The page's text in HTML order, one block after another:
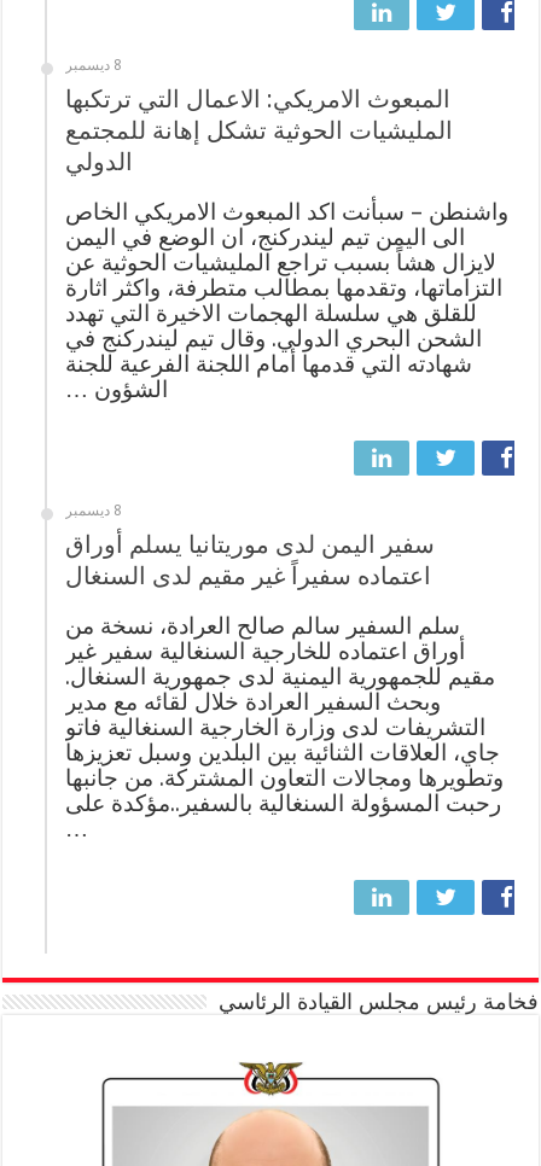
8 ديسمبر
المبعوث الامريكي: الاعمال التي ترتكبها
المليشيات الحوثية تشكل إهانة للمجتمع
الدولي
واشنطن – سبأنت اكد المبعوث الامريكي الخاص
الى اليمن تيم ليندركنج، ان الوضع في اليمن
لايزال هشاً بسبب تراجع المليشيات الحوثية عن
التزاماتها، وتقدمها بمطالب متطرفة، واكثر اثارة
للقلق هي سلسلة الهجمات الاخيرة التي تهدد
الشحن البحري الدولي. وقال تيم ليندركنج في
شهادته التي قدمها أمام اللجنة الفرعية للجنة
الشؤون …
8 ديسمبر
سفير اليمن لدى موريتانيا يسلم أوراق
اعتماده سفيراً غير مقيم لدى السنغال
سلم السفير سالم صالح العرادة، نسخة من
أوراق اعتماده للخارجية السنغالية سفير غير
مقيم للجمهورية اليمنية لدى جمهورية السنغال.
وبحث السفير العرادة خلال لقائه مع مدير
التشريفات لدى وزارة الخارجية السنغالية فاتو
جاي، العلاقات الثنائية بين البلدين وسبل تعزيزها
وتطويرها ومجالات التعاون المشتركة. من جانبها
رحبت المسؤولة السنغالية بالسفير..مؤكدة على
…
فخامة رئيس مجلس القيادة الرئاسي